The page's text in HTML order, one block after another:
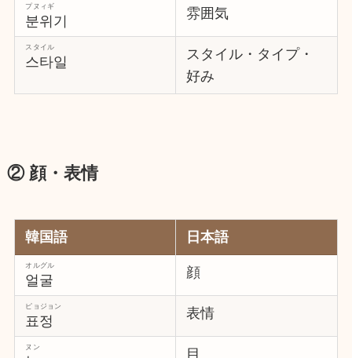
분위기
プヌィギ 雰囲気
스타일
スタイル
スタイル・タイプ・
好み
② 顔・表情
韓国語 日本語
얼굴
オルグル 顔
표정
ピョジョン 表情
ヌン 目